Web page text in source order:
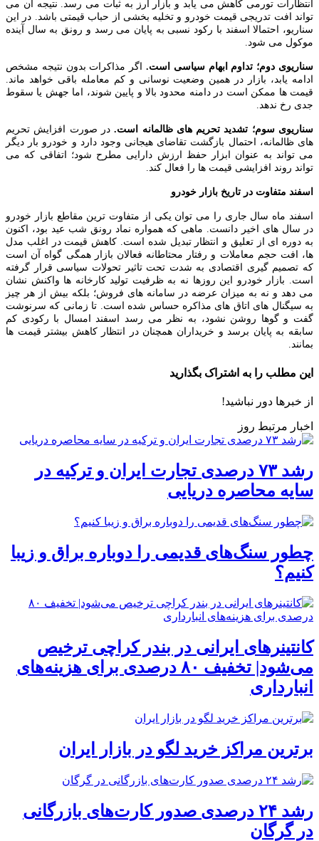
انتظارات تورمی کاهش می‌ یابد و بازار ارز به ثبات می‌ رسد. نتیجه آن می‌
تواند افت تدریجی قیمت خودرو و تخلیه بخشی از حباب قیمتی باشد. در این
سناریو، احتمالا اسفند با رکود نسبی به پایان می‌ رسد و رونق به سال آینده
موکول می‌ شود.
سناریوی دوم؛ تداوم ابهام سیاسی است. اگر مذاکرات بدون نتیجه مشخص
ادامه یابد، بازار در همین وضعیت نوسانی و کم‌ معامله باقی خواهد ماند.
قیمت‌ ها ممکن است در دامنه محدود بالا و پایین شوند، اما جهش یا سقوط
جدی رخ ندهد.
سناریوی سوم؛ تشدید تحریم های ظالمانه است.در صورت افزایش تحریم
های ظالمانه، احتمال بازگشت تقاضای هیجانی وجود دارد و خودرو بار دیگر
می‌ تواند به عنوان ابزار حفظ ارزش دارایی مطرح شود؛ اتفاقی که می‌
تواند روند افزایشی قیمت‌ ها را فعال کند.
اسفند متفاوت در تاریخ بازار خودرو
اسفند ماه سال جاری را می‌ توان یکی از متفاوت‌ ترین مقاطع بازار خودرو
در سال‌ های اخیر دانست. ماهی که همواره نماد رونق شب عید بود، اکنون
به دوره‌ ای از تعلیق و انتظار تبدیل شده است. کاهش قیمت در اغلب مدل‌
ها، افت حجم معاملات و رفتار محتاطانه فعالان بازار همگی گواه آن است
که تصمیم‌ گیری اقتصادی به شدت تحت تاثیر تحولات سیاسی قرار گرفته
است. بازار خودرو این روزها نه به ظرفیت تولید کارخانه‌ ها واکنش نشان
می‌ دهد و نه به میزان عرضه در سامانه‌ های فروش؛ بلکه بیش از هر چیز
به سیگنال‌ های اتاق‌ های مذاکره حساس شده است. تا زمانی که سرنوشت
گفت‌ و گوها روشن نشود، به نظر می‌ رسد اسفند امسال با رکودی کم‌
سابقه به پایان برسد و خریداران همچنان در انتظار کاهش بیشتر قیمت‌ ها
بمانند.
این مطلب را به اشتراک بگذارید
از خبرها دور نباشید!
اخبار مرتبط روز
رشد ۷۳ درصدی تجارت ایران و ترکیه در
سایه محاصره دریایی
چطور سنگ‌های قدیمی را دوباره براق و زیبا
کنیم؟
کانتینرهای ایرانی در بندر کراچی ترخیص
می‌شود| تخفیف ۸۰ درصدی برای هزینه‌های
انبارداری
برترین مراکز خرید لگو در بازار ایران
رشد ۲۴ درصدی صدور کارت‌های بازرگانی
در گرگان